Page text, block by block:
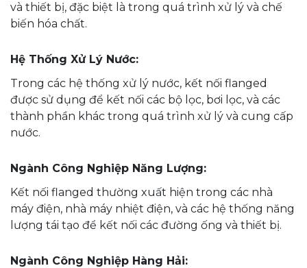
và thiết bị, đặc biệt là trong quá trình xử lý và chế
biến hóa chất.
Hệ Thống Xử Lý Nước:
Trong các hệ thống xử lý nước, kết nối flanged
được sử dụng để kết nối các bộ lọc, bơi lọc, và các
thành phần khác trong quá trình xử lý và cung cấp
nước.
Ngành Công Nghiệp Năng Lượng:
Kết nối flanged thường xuất hiện trong các nhà
máy điện, nhà máy nhiệt điện, và các hệ thống năng
lượng tái tạo để kết nối các đường ống và thiết bị.
Ngành Công Nghiệp Hàng Hải: